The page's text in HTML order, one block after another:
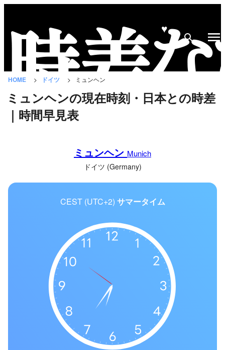
♥
HOME ドイツ ミュンヘン
ミュンヘンの現在時刻・日本との時差
｜時間早見表
ミュンヘン Munich
ドイツ (Germany)
CEST (UTC+2) サマータイム
な
と
は？